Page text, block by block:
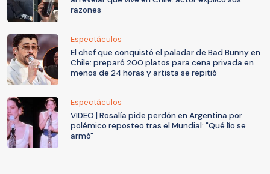
razones
Espectáculos
El chef que conquistó el paladar de Bad Bunny en
Chile: preparó 200 platos para cena privada en
menos de 24 horas y artista se repitió
Espectáculos
VIDEO | Rosalía pide perdón en Argentina por
polémico reposteo tras el Mundial: "Qué lío se
armó"